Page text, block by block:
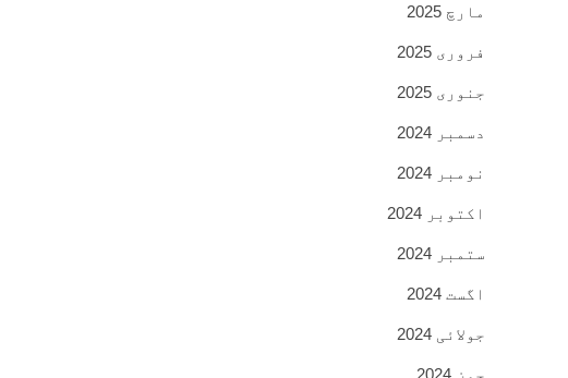
مارچ 2025
فروری 2025
جنوری 2025
دسمبر 2024
نومبر 2024
اکتوبر 2024
ستمبر 2024
اگست 2024
جولائی 2024
جون 2024